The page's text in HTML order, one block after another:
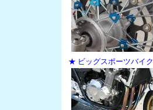
★ ビッグスポーツバイク